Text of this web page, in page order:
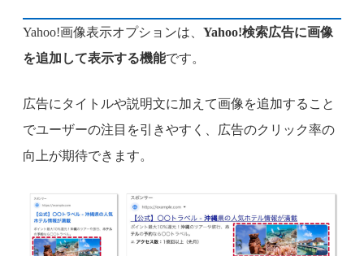
Yahoo!画像表示オプションは、 Yahoo!検索広告に画像
を追加して表示する機能です。
広告にタイトルや説明文に加えて画像を追加すること
でユーザーの注目を引きやすく、広告のクリック率の
向上が期待できます。